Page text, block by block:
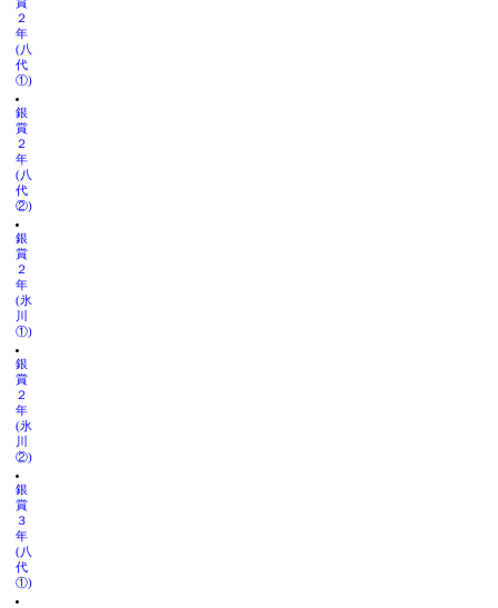
賞
２
年
(八
代
①)
銀
賞
２
年
(八
代
②)
銀
賞
２
年
(氷
川
①)
銀
賞
２
年
(氷
川
②)
銀
賞
３
年
(八
代
①)